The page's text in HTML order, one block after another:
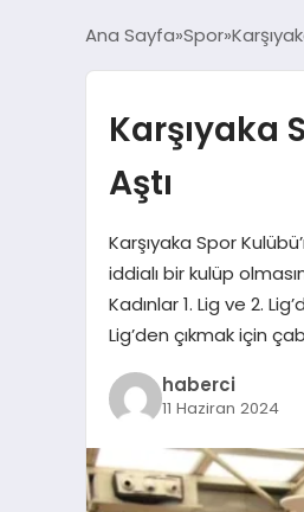
Ana Sayfa Spor
Karşıyaka
Aştı
Karşıyaka Spor
iddialı bir kulüp
Kadınlar 1. Lig ve 2.
Lig’den çıkmak için
haberci
11 Haziran 2024